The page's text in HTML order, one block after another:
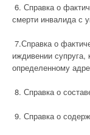
6. Справка о
смерти инвалида с
7.Справка о
иждивении супруга,
определенному
8. Справка о
9. Справка о